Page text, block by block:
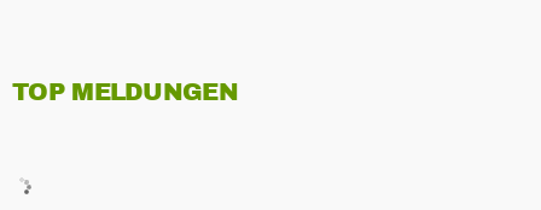
TOP MELDUNGEN